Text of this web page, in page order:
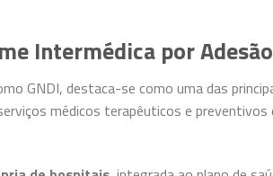
Intermédica por
GNDI, destaca-se como uma das
médicos terapêuticos e